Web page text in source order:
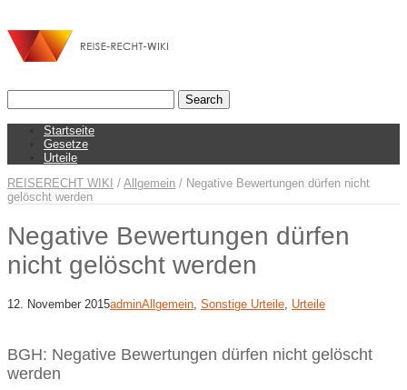
Startseite
Gesetze
Urteile
REISERECHT WIKI / Allgemein / Negative Bewertungen dürfen nicht
gelöscht werden
Negative Bewertungen dürfen
nicht gelöscht werden
12. November 2015adminAllgemein Sonstige Urteile Urteile
BGH: Negative Bewertungen dürfen nicht gelöscht
werden